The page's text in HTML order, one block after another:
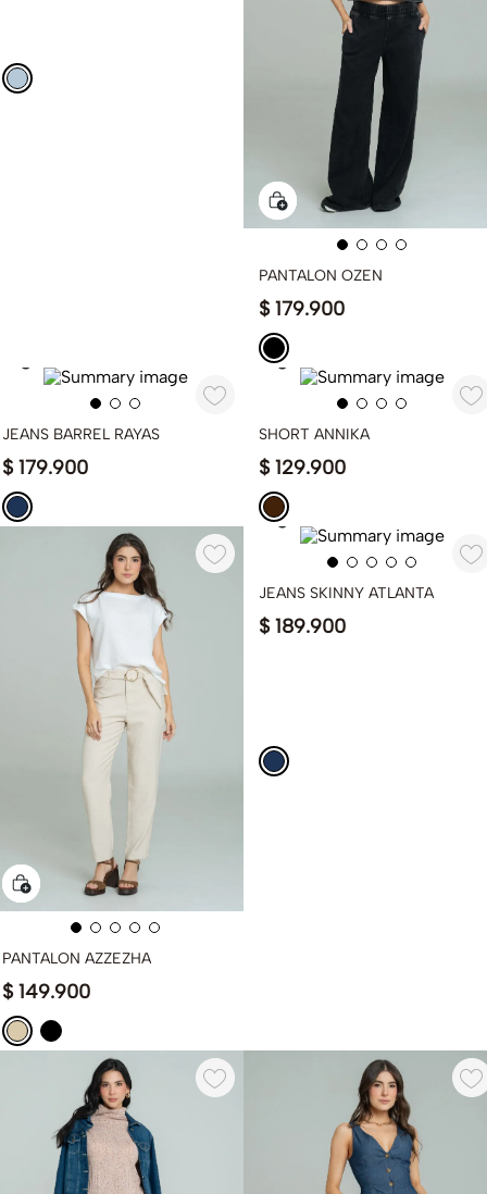
PANTALON OZEN
$ 179.900
JEANS BARREL RAYAS
$ 179.900
SHORT ANNIKA
$ 129.900
PANTALON AZZEZHA
$ 149.900
JEANS SKINNY ATLANTA
$ 189.900